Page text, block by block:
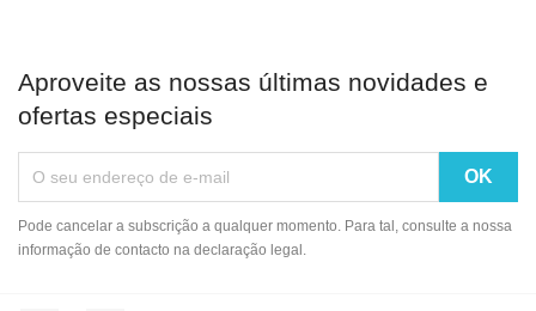
Aproveite as nossas últimas novidades e
ofertas especiais
Pode cancelar a subscrição a qualquer momento. Para tal, consulte a nossa
informação de contacto na declaração legal.